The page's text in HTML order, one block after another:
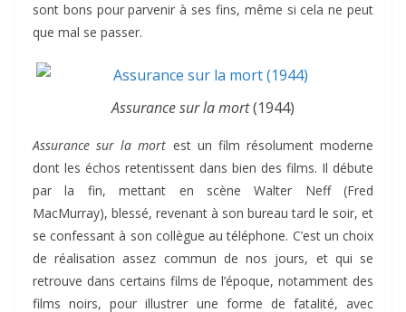
sont bons pour parvenir à ses fins, même si cela ne peut
que mal se passer.
Assurance sur la mort(1944)
Assurance sur la mort est un film résolument moderne
dont les échos retentissent dans bien des films. Il débute
par la fin, mettant en scène Walter Neff (Fred
MacMurray), blessé, revenant à son bureau tard le soir, et
se confessant à son collègue au téléphone. C’est un choix
de réalisation assez commun de nos jours, et qui se
retrouve dans certains films de l’époque, notamment des
films noirs, pour illustrer une forme de fatalité, avec